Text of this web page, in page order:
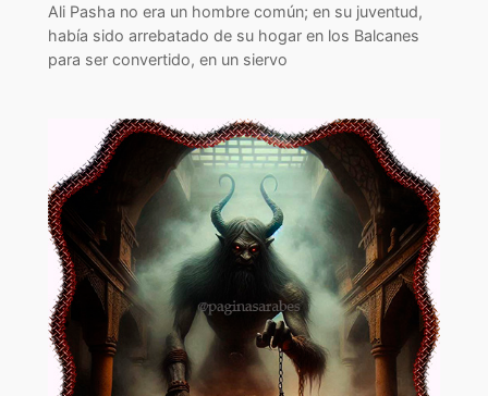
Ali Pasha no era un hombre común; en su juventud,
había sido arrebatado de su hogar en los Balcanes
para ser convertido, en un siervo